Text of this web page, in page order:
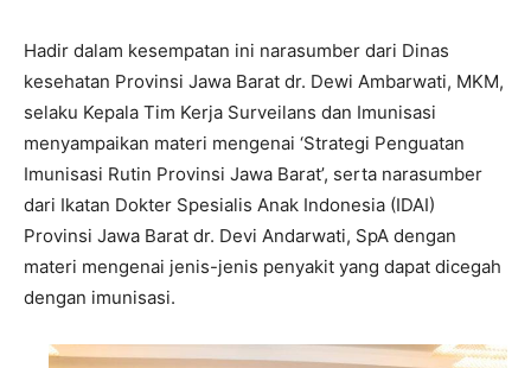
Hadir dalam kesempatan ini narasumber dari Dinas
kesehatan Provinsi Jawa Barat dr. Dewi Ambarwati, MKM,
selaku Kepala Tim Kerja Surveilans dan Imunisasi
menyampaikan materi mengenai ‘Strategi Penguatan
Imunisasi Rutin Provinsi Jawa Barat’, serta narasumber
dari Ikatan Dokter Spesialis Anak Indonesia (IDAI)
Provinsi Jawa Barat dr. Devi Andarwati, SpA dengan
materi mengenai jenis-jenis penyakit yang dapat dicegah
dengan imunisasi.